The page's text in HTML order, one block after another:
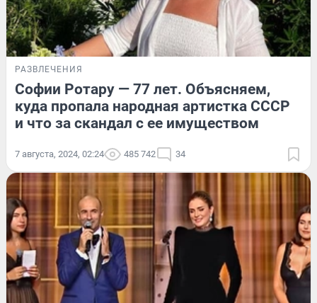
РАЗВЛЕЧЕНИЯ
Софии Ротару — 77 лет. Объясняем,
куда пропала народная артистка СССР
и что за скандал с ее имуществом
7 августа, 2024, 02:24 485 742 34